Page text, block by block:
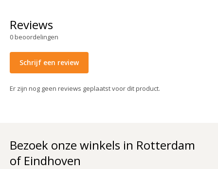
Reviews
0beoordelingen
Schrijf een review
Er zijn nog geen reviews geplaatst voor dit product.
Bezoek onze winkels in Rotterdam
of Eindhoven